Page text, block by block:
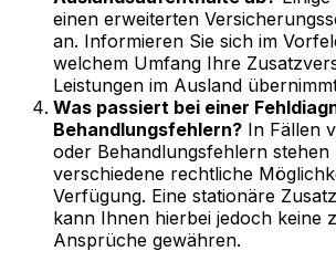
einen erweiterten
an. Informieren Sie sich im
welchem Umfang Ihre
Leistungen im Ausland
Was passiert bei einer
Behandlungsfehlern? In Fällen
oder Behandlungsfehlern stehen
verschiedene rechtliche
Verfügung. Eine stationäre
kann Ihnen hierbei jedoch keine
Ansprüche gewähren.